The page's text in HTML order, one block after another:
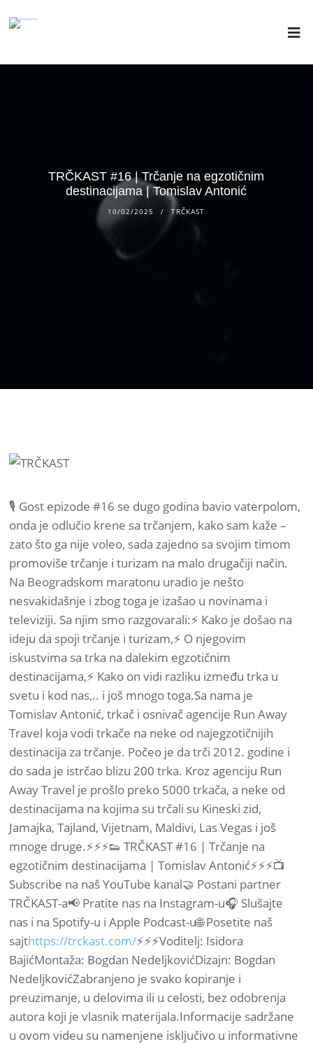
TRČKAST #16 | Trčanje na egzotičnim
destinacijama | Tomislav Antonić
10/02/2025 TRČKAST
🎙 Gost epizode #16 se dugo godina bavio vaterpolom,
onda je odlučio krene sa trčanjem, kako sam kaže –
zato što ga nije voleo, sada zajedno sa svojim timom
promoviše trčanje i turizam na malo drugačiji način.
Na Beogradskom maratonu uradio je nešto
nesvakidašnje i zbog toga je izašao u novinama i
televiziji. Sa njim smo razgovarali:⚡ Kako je došao na
ideju da spoji trčanje i turizam,⚡ O njegovim
iskustvima sa trka na dalekim egzotičnim
destinacijama,⚡ Kako on vidi razliku između trka u
svetu i kod nas,.. i još mnogo toga.Sa nama je
Tomislav Antonić, trkač i osnivač agencije Run Away
Travel koja vodi trkače na neke od najegzotičnijih
destinacija za trčanje. Počeo je da trči 2012. godine i
do sada je istrčao blizu 200 trka. Kroz agenciju Run
Away Travel je prošlo preko 5000 trkača, a neke od
destinacijama na kojima su trčali su Kineski zid,
Jamajka, Tajland, Vijetnam, Maldivi, Las Vegas i još
mnoge druge.⚡⚡⚡👟 TRČKAST #16 | Trčanje na
egzotičnim destinacijama | Tomislav Antonić⚡⚡⚡📺
Subscribe na naš YouTube kanal🤝 Postani partner
TRČKAST-a📢 Pratite nas na Instagram-u🎧 Slušajte
nas i na Spotify-u i Apple Podcast-u🌐 Posetite naš
sajthttps://trckast.com/⚡⚡⚡Voditelj: Isidora
BajićMontaža: Bogdan NedeljkovićDizajn: Bogdan
NedeljkovićZabranjeno je svako kopiranje i
preuzimanje, u delovima ili u celosti, bez odobrenja
autora koji je vlasnik materijala.Informacije sadržane
u ovom videu su namenjene isključivo u informativne